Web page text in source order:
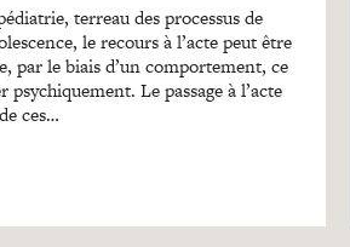
terreau des processus de
le recours à l’acte peut être
par le biais d’un comportement, ce
psychiquement. Le passage à l’acte
ces…